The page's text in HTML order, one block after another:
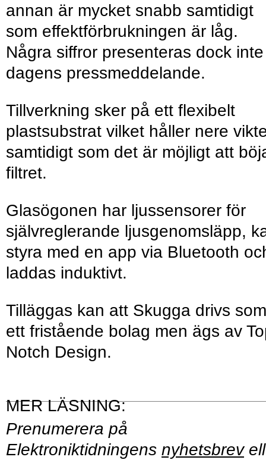
annan är mycket snabb samtidigt
som effektförbrukningen är låg.
Några siffror presenteras dock
dagens pressmeddelande.
Tillverkning sker på ett flexibelt
plastsubstrat vilket håller nere
samtidigt som det är möjligt att
filtret.
Glasögonen har ljussensorer för
självreglerande ljusgenomsläpp,
styra med en app via Bluetooth
laddas induktivt.
Tilläggas kan att Skugga drivs som
ett fristående bolag men ägs av
Notch Design.
Prenumerera på
Elektroniktidningens nyhetsbrev